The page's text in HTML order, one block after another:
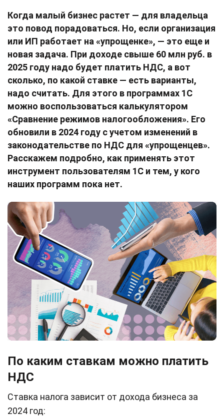
Когда малый бизнес растет — для владельца
это повод порадоваться. Но, если организация
или ИП работает на «упрощенке», — это еще и
новая задача. При доходе свыше 60 млн руб. в
2025 году надо будет платить НДС, а вот
сколько, по какой ставке — есть варианты,
надо считать. Для этого в программах 1С
можно воспользоваться калькулятором
«Сравнение режимов налогообложения». Его
обновили в 2024 году с учетом изменений в
законодательстве по НДС для «упрощенцев».
Расскажем подробно, как применять этот
инструмент пользователям 1С и тем, у кого
наших программ пока нет.
По каким ставкам можно платить
НДС
Ставка налога зависит от дохода бизнеса за
2024 год: